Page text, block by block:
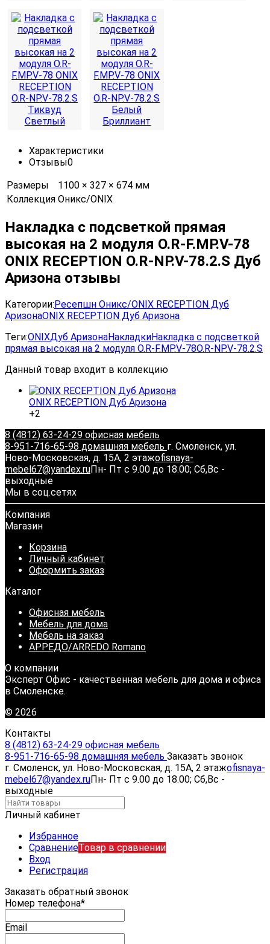
Характеристики
Отзывы0
Размеры
1100 × 327 × 674 мм
Коллекция Оникс/ONIX
Накладка с подсветкой прямая
высокая на 2 модуля О.R-F.MP.V-78
ONIX RECEPTION О.R-NP.V-78.2.S Дуб
Аризона отзывы
Категории:Ресепшн Оникс/ONIX RECEPTION Дуб
АризонаONIX RECEPTION Дуб Аризона
Теги:ONIXДуб АризонаНакладкиНакладка с подсветкой
прямая высокая на 2 модуля О.R-F.MP.V-78О.R-NP.V-78.2.S
Данный товар входит в коллекцию
ONIX RECEPTION Дуб Аризона
+2
8 (4812) 63-24-29 офисная мебель
8-951-716-65-98 домашняя мебель г. Смоленск, ул.
Ново-Московская, д. 15А, 2 этажofisnaya-
mebel67@yandex.ruПн- Пт с 9.00 до 18.00; Сб,Вс -
выходные
Мы в соц.сетях
Компания
Магазин
Корзина
Личный кабинет
Оформить заказ
Каталог
Офисная мебель
Мебель для дома
Мебель на заказ
АРРЕДО/ARREDO Romano
О компании
Эксперт Офис - качественная мебель для дома и офиса
в Смоленске.
© 2026
Контакты
8 (4812) 63-24-29 офисная мебель
8-951-716-65-98 домашняя мебель Заказать звонок
г. Смоленск, ул. Ново-Московская, д. 15А, 2 этажofisnaya-
mebel67@yandex.ruПн- Пт с 9.00 до 18.00; Сб,Вс -
выходные
Личный кабинет
Избранное
СравнениеТовар в сравнении
Вход
Регистрация
Заказать обратный звонок
Номер телефона*
Email